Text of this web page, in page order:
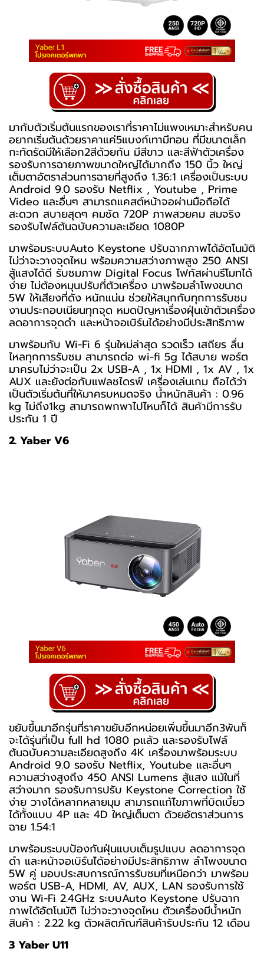
มากับตัวเริ่มต้นแรกของเราที่ราคาไม่แพงเหมาะสำหรับคน
อยากเริ่มต้นด้วยราคาแค่5แบงก์เทามีทอน ที่มีขนาดเล็ก
กะทัดรัดมีให้เลือก2สีด้วยกัน มีสีขาว และสีฟ้าตัวเครื่อง
รองรับการฉายภาพขนาดใหญ่ได้มากถึง 150 นิ้ว ใหญ่
เต็มตาอัตราส่วนการฉายที่สูงถึง 1.36:1 เครื่องเป็นระบบ
Android 9.0 รองรับ Netflix , Youtube , Prime
Video และอื่นๆ สามารถแคสต์หน้าจอผ่านมือถือได้
สะดวก สบายสุดๆ คมชัด 720P ภาพสวยคม สมจริง
รองรับไฟล์ต้นฉบับความละเอียด 1080P
มาพร้อมระบบAuto Keystone ปรับฉากภาพได้อัตโนมัติ
ไม่ว่าจะวางจุดไหน พร้อมความสว่างภาพสูง 250 ANSI
สู้แสงได้ดี รับชมภาพ Digital Focus โฟกัสผ่านรีโมทได้
ง่าย ไม่ต้องหมุนปรับที่ตัวเครื่อง มาพร้อมลำโพงขนาด
5W ให้เสียงที่ดัง หนักแน่น ช่วยให้สนุกกับทุกการรับชม
งานประกอบเนียนทุกจุด หมดปัญหาเรื่องฝุ่นเข้าตัวเครื่อง
ลดอาการจุดดำ และหน้าจอเบิร์นได้อย่างมีประสิทธิภาพ
มาพร้อมกับ Wi-Fi 6 รุ่นใหม่ล่าสุด รวดเร็ว เสถียร ลื่น
ไหลทุกการรับชม สามารถต่อ wi-fi 5g ได้สบาย พอร์ต
มาครบไม่ว่าจะเป็น 2x USB-A , 1x HDMI , 1x AV , 1x
AUX และยังต่อกับแฟลชไดรฟ์ เครื่องเล่นเกม ถือได้ว่า
เป็นตัวเริ่มต้นที่ให้มาครบหมดจริง น้ำหนักสินค้า : 0.96
kg ไม่ถึง1kg สามารถพกพาไปไหนก็ได้ สินค้ามีการรับ
ประกัน 1 ปี
2. Yaber V6
ขยับขึ้นมาอีกรุ่นที่ราคาขยับอีกหน่อยเพิ่มขึ้นมาอีก3พันก็
จะได้รุ่นที่เป็น full hd 1080 pแล้ว และรองรับไฟล์
ต้นฉบับความละเอียดสูงถึง 4K เครื่องมาพร้อมระบบ
Android 9.0 รองรับ Netflix, Youtube และอื่นๆ
ความสว่างสูงถึง 450 ANSI Lumens สู้แสง แม้ในที่
สว่างมาก รองรับการปรับ Keystone Correction ใช้
ง่าย วางได้หลากหลายมุม สามารถแก้ไขภาพที่บิดเบี้ยว
ได้ทั้งแบบ 4P และ 4D ใหญ่เต็มตา ด้วยอัตราส่วนการ
ฉาย 1.54:1
มาพร้อมระบบป้องกันฝุ่นแบบเต็มรูปแบบ ลดอาการจุด
ดำ และหน้าจอเบิร์นได้อย่างมีประสิทธิภาพ ลำโพงขนาด
5W คู่ มอบประสบการณ์การรับชมที่เหนือกว่า มาพร้อม
พอร์ต USB-A, HDMI, AV, AUX, LAN รองรับการใช้
งาน Wi-Fi 2.4GHz ระบบAuto Keystone ปรับฉาก
ภาพได้อัตโนมัติ ไม่ว่าจะวางจุดไหน ตัวเครื่องมีน้ำหนัก
สินค้า : 2.22 kg ตัวผลิตภัณฑ์สินค้ารับประกัน 12 เดือน
3 Yaber U11